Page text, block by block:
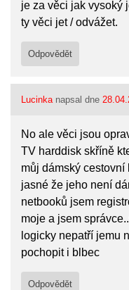
je za věci jak vysoký
ty věci jet / odvážet.
Odpovědět
Lucinkanapsal dne
No ale věci jsou
TV harddisk skříně
můj dámský cestovní
jasné že jeho není
netbooků jsem
moje a jsem
logicky nepatří jemu
pochopit i blbec
Odpovědět